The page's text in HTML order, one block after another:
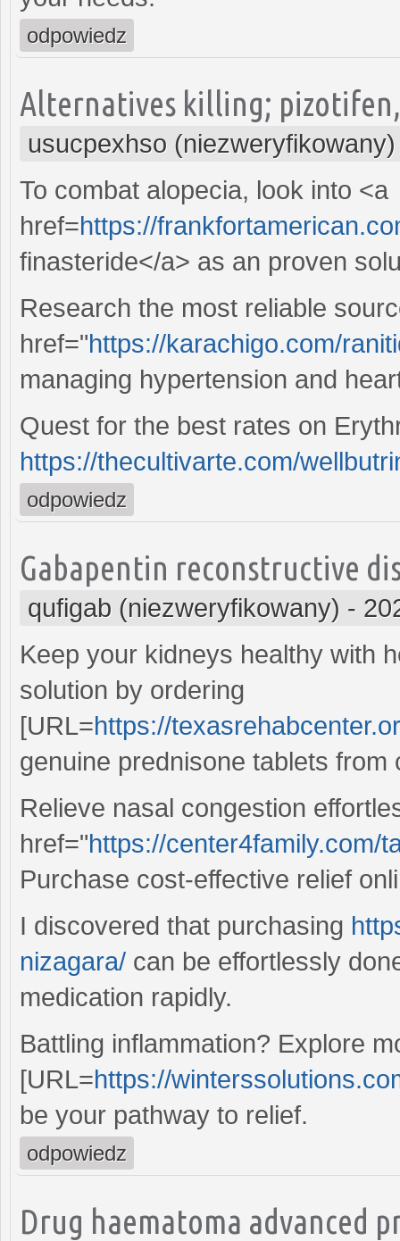
odpowiedz
Alternatives killing;
usucpexhso (niezweryfikowany)
To combat alopecia, look into <a
href=https://
finasteride</a> as an proven
Research the most reliable
href="https://karachigo.com/
managing hypertension and
Quest for the best rates on
https://thecultivarte.com/
odpowiedz
Gabapentin reconstructive
qufigab (niezweryfikowany) -
Keep your kidneys healthy with
solution by ordering
[URL=https://
genuine prednisone tablets from
Relieve nasal congestion
href="https://center4family.com/
Purchase cost-effective relief
I discovered that purchasing
nizagara/ can be effortlessly
medication rapidly.
Battling inflammation? Explore
[URL=https://
be your pathway to relief.
odpowiedz
Drug haematoma advanced